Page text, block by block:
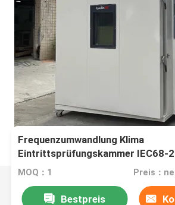
Frequenzumwandlung Klima
Eintrittsprüfungskammer IEC68-
Temperaturfeuchtigkeit
MOQ：1 Preis：
Bestpreis